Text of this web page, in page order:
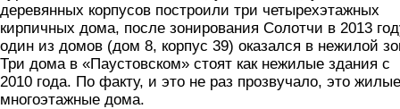
деревянных корпусов построили три четырехэтажных
кирпичных дома, после зонирования Солотчи в 2013
один из домов (дом 8, корпус 39) оказался в нежилой
Три дома в «Паустовском» стоят как нежилые здания с
2010 года. По факту, и это не раз прозвучало, это жилые
многоэтажные дома.